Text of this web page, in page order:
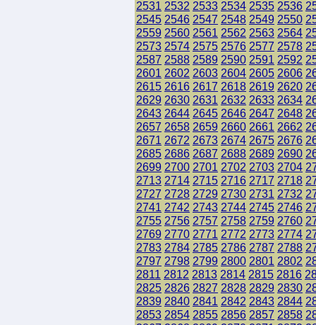
2531 2532 2533 2534 2535 2536
2545 2546 2547 2548 2549 2550
2559 2560 2561 2562 2563 2564
2573 2574 2575 2576 2577 2578
2587 2588 2589 2590 2591 2592
2601 2602 2603 2604 2605 2606
2615 2616 2617 2618 2619 2620
2629 2630 2631 2632 2633 2634
2643 2644 2645 2646 2647 2648
2657 2658 2659 2660 2661 2662
2671 2672 2673 2674 2675 2676
2685 2686 2687 2688 2689 2690
2699 2700 2701 2702 2703 2704
2713 2714 2715 2716 2717 2718
2727 2728 2729 2730 2731 2732
2741 2742 2743 2744 2745 2746
2755 2756 2757 2758 2759 2760
2769 2770 2771 2772 2773 2774
2783 2784 2785 2786 2787 2788
2797 2798 2799 2800 2801 2802
2811 2812 2813 2814 2815 2816
2825 2826 2827 2828 2829 2830
2839 2840 2841 2842 2843 2844
2853 2854 2855 2856 2857 2858